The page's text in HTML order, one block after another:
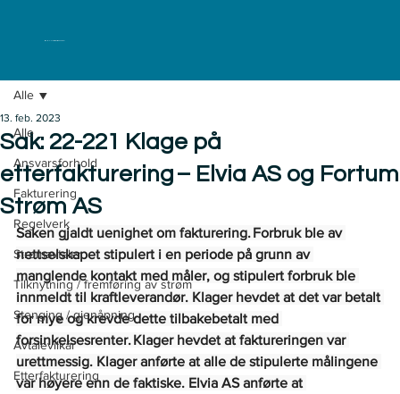
ELKLAGENEMNDA
Alle
Ansvarsforhold
Fakturering
Regelverk
Strømavtaler
Tilknytning / fremføring av strøm
Stenging / gjenåpning
Avtalevilkår
Etterfakturering
Alle
Sak: 22-221 Klage på
etterfakturering – Elvia AS og Fortum
Strøm AS
13. feb. 2023
Saken gjaldt uenighet om fakturering. Forbruk ble av
nettselskapet stipulert i en periode på grunn av
manglende kontakt med måler, og stipulert forbruk ble
innmeldt til kraftleverandør. Klager hevdet at det var betalt
for mye og krevde dette tilbakebetalt med
forsinkelsesrenter. Klager hevdet at faktureringen var
urettmessig. Klager anførte at alle de stipulerte målingene
var høyere enn de faktiske. Elvia AS anførte at